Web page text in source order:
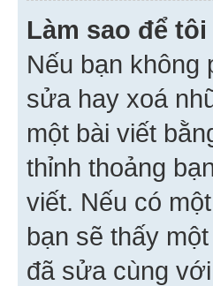
Làm sao để
Nếu bạn không
sửa hay xoá
một bài viết
thỉnh thoảng
viết. Nếu có
bạn sẽ thấy
đã sửa cùng